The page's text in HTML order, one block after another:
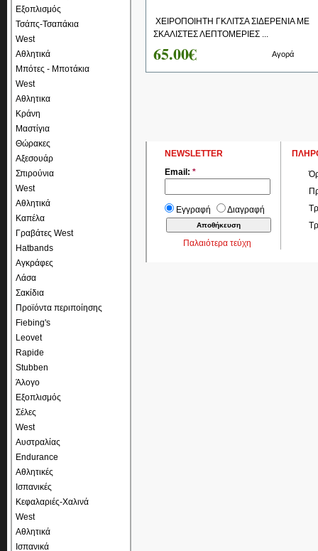
Εξοπλισμός
Τσάπς-Τσαπάκια
West
Αθλητικά
Μπότες - Μποτάκια
West
Αθλητικα
Κράνη
Μαστίγια
Θώρακες
Αξεσουάρ
Σπιρούνια
West
Αθλητικά
Καπέλα
Γραβάτες West
Hatbands
Αγκράφες
Λάσα
Σακίδια
Προϊόντα περιποίησης
Fiebing's
Leovet
Rapide
Stubben
Άλογο
Εξοπλισμός
Σέλες
West
Αυστραλίας
Endurance
Αθλητικές
Ισπανικές
Κεφαλαριές-Χαλινά
West
Αθλητικά
Ισπανικά
ΧΕΙΡΟΠΟΙΗΤΗ ΓΚΛΙΤΣΑ ΣΙΔΕΡΕΝΙΑ ΜΕ
ΣΚΑΛΙΣΤΕΣ ΛΕΠΤΟΜΕΡΙΕΣ ...
65.00€ Αγορά
NEWSLETTER
Email: *
Εγγραφή Διαγραφή
Παλαιότερα τεύχη